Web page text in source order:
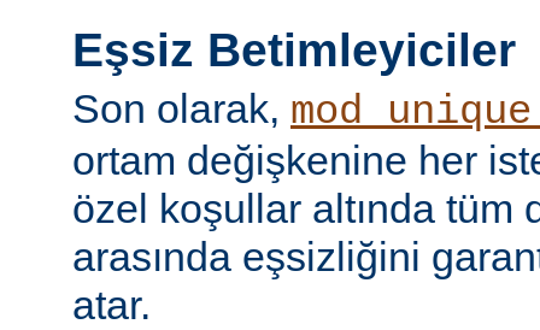
Eşsiz Betimleyiciler
Son olarak,
ortam değişkenine her
özel koşullar altında tüm
arasında eşsizliğini
atar.